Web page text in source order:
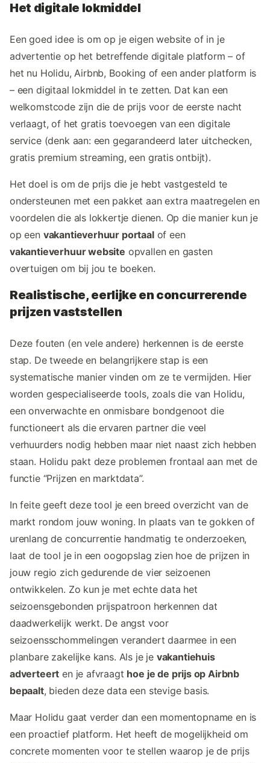
Het digitale lokmiddel
Een goed idee is om op je eigen website of in je
advertentie op het betreffende digitale platform – of
het nu Holidu, Airbnb, Booking of een ander platform is
– een digitaal lokmiddel in te zetten. Dat kan een
welkomstcode zijn die de prijs voor de eerste nacht
verlaagt, of het gratis toevoegen van een digitale
service (denk aan: een gegarandeerd later uitchecken,
gratis premium streaming, een gratis ontbijt).
Het doel is om de prijs die je hebt vastgesteld te
ondersteunen met een pakket aan extra maatregelen en
voordelen die als lokkertje dienen. Op die manier kun je
op een vakantieverhuur portaalof een
vakantieverhuur website opvallen en gasten
overtuigen om bij jou te boeken.
Realistische, eerlijke en concurrerende
prijzen vaststellen
Deze fouten (en vele andere) herkennen is de eerste
stap. De tweede en belangrijkere stap is een
systematische manier vinden om ze te vermijden. Hier
worden gespecialiseerde tools, zoals die van Holidu,
een onverwachte en onmisbare bondgenoot die
functioneert als die ervaren partner die veel
verhuurders nodig hebben maar niet naast zich hebben
staan. Holidu pakt deze problemen frontaal aan met de
functie “Prijzen en marktdata”.
In feite geeft deze tool je een breed overzicht van de
markt rondom jouw woning. In plaats van te gokken of
urenlang de concurrentie handmatig te onderzoeken,
laat de tool je in een oogopslag zien hoe de prijzen in
jouw regio zich gedurende de vier seizoenen
ontwikkelen. Zo kun je met echte data het
seizoensgebonden prijspatroon herkennen dat
daadwerkelijk werkt. De angst voor
seizoensschommelingen verandert daarmee in een
planbare zakelijke kans. Als je je vakantiehuis
adverteert en je afvraagt hoe je de prijs op Airbnb
bepaalt, bieden deze data een stevige basis.
Maar Holidu gaat verder dan een momentopname en is
een proactief platform. Het heeft de mogelijkheid om
concrete momenten voor te stellen waarop je de prijs